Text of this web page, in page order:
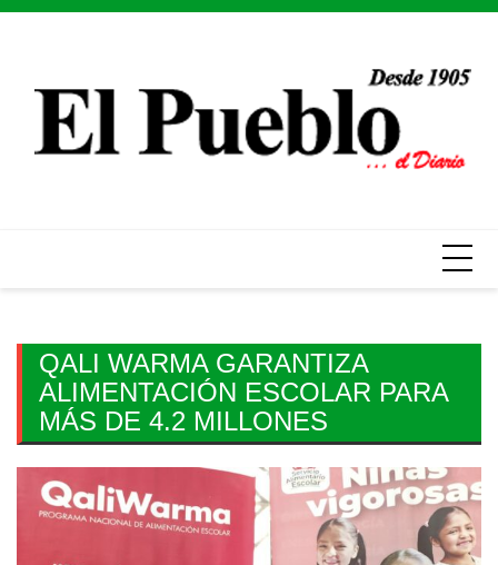
Skip
QALI WARMA GARANTIZA
ALIMENTACIÓN ESCOLAR PARA
MÁS DE 4.2 MILLONES